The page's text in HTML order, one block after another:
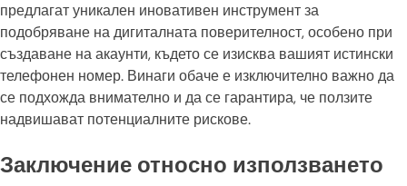
предлагат уникален иновативен инструмент за
подобряване на дигиталната поверителност, особено при
създаване на акаунти, където се изисква вашият истински
телефонен номер. Винаги обаче е изключително важно да
се подхожда внимателно и да се гарантира, че ползите
надвишават потенциалните рискове.
Заключение относно използването